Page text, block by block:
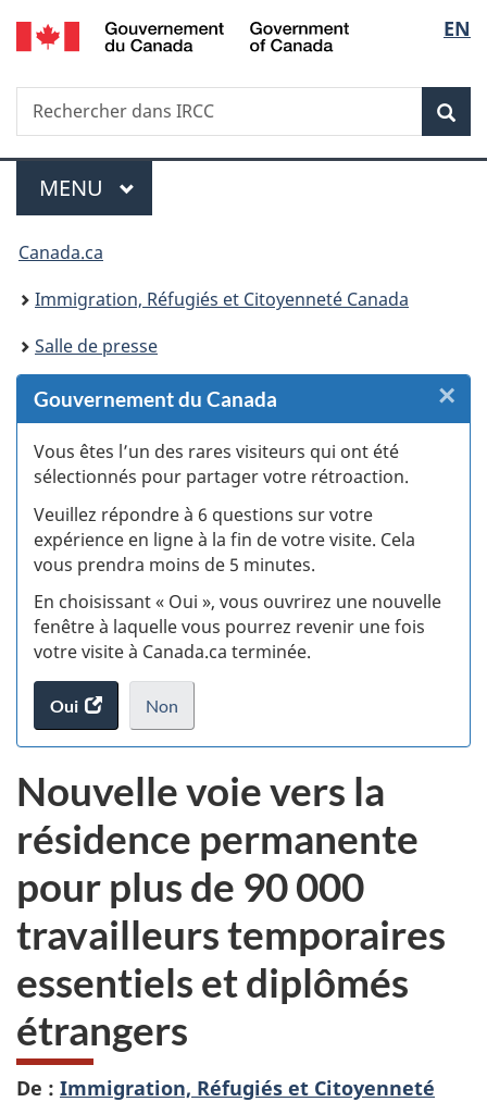
Passer
au
Passer
au
Passer
à
du
Passer
à
simplifiée
de
la
EN
Recherche
Rechercher
dans
Menu
MENU PRINCIPAL
Vous
êtes
ici :
Canada.ca
Immigration, Réfugiés et Citoyenneté Canada
Salle de presse
Gouvernement du Canada
Vous êtes l’un des rares visiteurs qui ont été
sélectionnés pour partager votre rétroaction.
Veuillez répondre à 6 questions sur votre
expérience en ligne à la fin de votre visite. Cela
vous prendra moins de 5 minutes.
En choisissant « Oui », vous ouvrirez une nouvelle
fenêtre à laquelle vous pourrez revenir une fois
votre visite à Canada.ca terminée.
Oui
accéder
au
Non
je
veux
pas
participer
au
sondage
du
site
web,
.
×
Nouvelle voie vers la
résidence permanente
pour plus de 90 000
travailleurs temporaires
essentiels et diplômés
étrangers
De : Immigration, Réfugiés et Citoyenneté